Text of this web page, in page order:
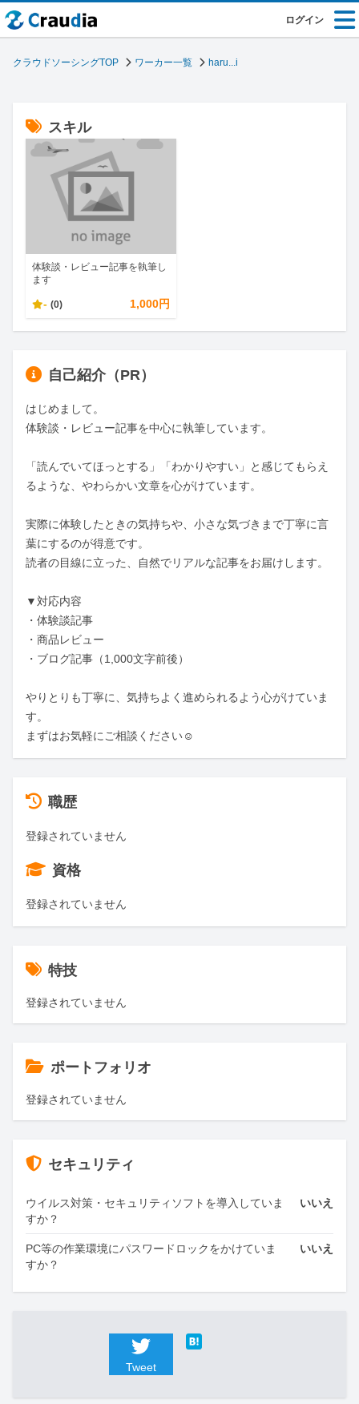
ログイン
クラウドソーシングTOP ワーカー一覧 haru...i
スキル
体験談・レビュー記事を執筆し
ます
- (0) 1,000円
自己紹介（PR）
はじめまして。
体験談・レビュー記事を中心に執筆しています。
「読んでいてほっとする」「わかりやすい」と感じてもらえ
るような、やわらかい文章を心がけています。
実際に体験したときの気持ちや、小さな気づきまで丁寧に言
葉にするのが得意です。
読者の目線に立った、自然でリアルな記事をお届けします。
▼対応内容
・体験談記事
・商品レビュー
・ブログ記事（1,000文字前後）
やりとりも丁寧に、気持ちよく進められるよう心がけていま
す。
まずはお気軽にご相談ください☺️
職歴
登録されていません
資格
登録されていません
特技
登録されていません
ポートフォリオ
登録されていません
セキュリティ
ウイルス対策・セキュリティソフトを導入していま
すか？
いいえ
PC等の作業環境にパスワードロックをかけていま
すか？
いいえ
Tweet